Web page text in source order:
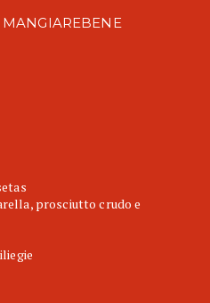
prosciutto crudo e